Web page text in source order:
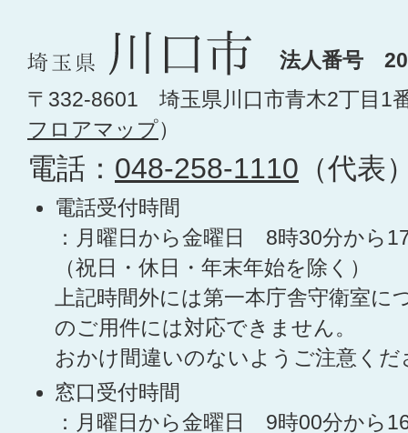
法人番号
〒332-8601 埼玉県川口市青木2丁目1
フロアマップ）
電話： 048-258-1110 （代表
電話受付時間
：月曜日から金曜日 8時30分から
（祝日・休日・年末年始を除く）
上記時間外には第一本庁舎守衛室に
のご用件には対応できません。
おかけ間違いのないようご注意くだ
窓口受付時間
：月曜日から金曜日 9時00分から